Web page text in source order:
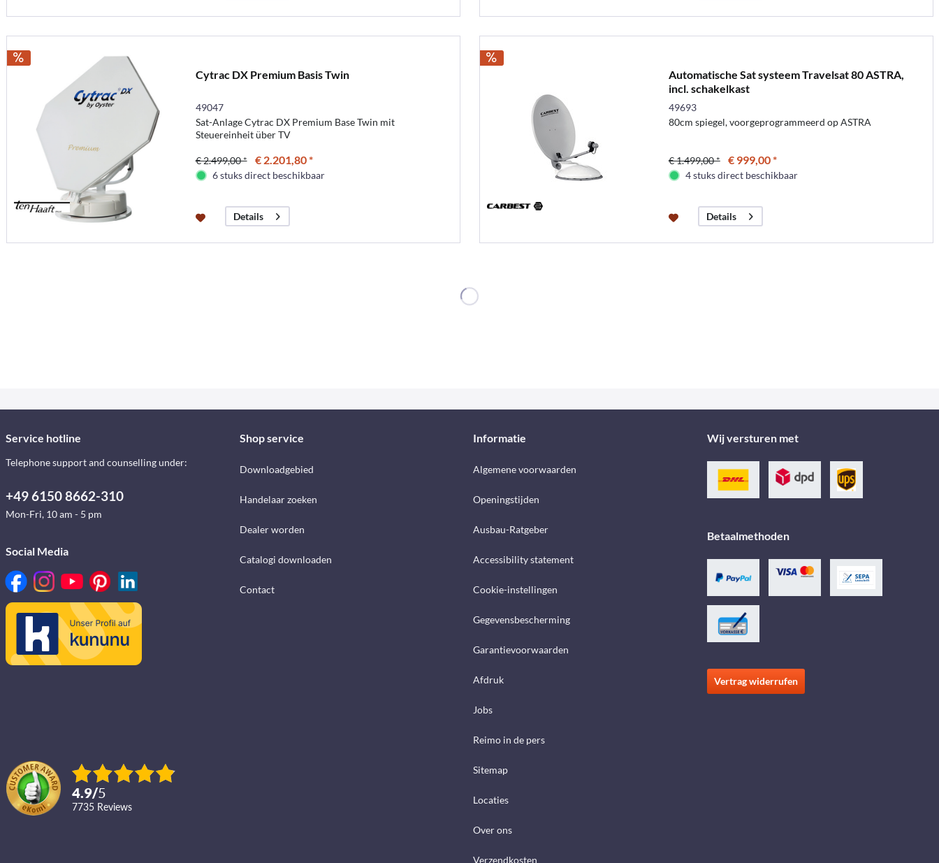
Cytrac DX Premium Basis Twin
49047
Sat-Anlage Cytrac DX Premium Base Twin mit
Steuereinheit über TV
€ 2.499,00 * € 2.201,80 *
6 stuks direct beschikbaar
Details
Automatische Sat systeem Travelsat 80 ASTRA,
incl. schakelkast
49693
80cm spiegel, voorgeprogrammeerd op ASTRA
€ 1.499,00 * € 999,00 *
4 stuks direct beschikbaar
Details
Service hotline
Telephone support and counselling under:
+49 6150 8662-310
Mon-Fri, 10 am - 5 pm
Social Media
4.9/5
7735 reviews
Shop service
Downloadgebied
Handelaar zoeken
Dealer worden
Catalogi downloaden
Contact
Informatie
Algemene voorwaarden
Openingstijden
Ausbau-Ratgeber
Accessibility statement
Cookie-instellingen
Gegevensbescherming
Garantievoorwaarden
Afdruk
Jobs
Reimo in de pers
Sitemap
Locaties
Over ons
Verzendkosten
Wij versturen met
Betaalmethoden
Vertrag widerrufen